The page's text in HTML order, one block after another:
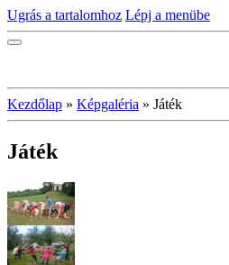
Ugrás a tartalomhoz Lépj a menübe
Kezdőlap » Képgaléria » Játék
Játék